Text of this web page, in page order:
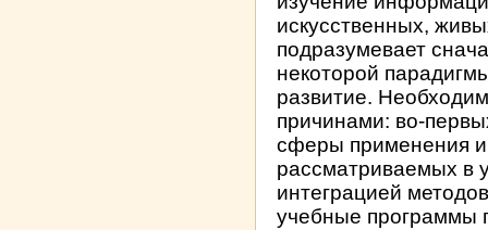
искусственных,
подразумевает
некоторой
развитие.
причинами: во-
сферы применения
рассматриваемых в
интеграцией
учебные программы